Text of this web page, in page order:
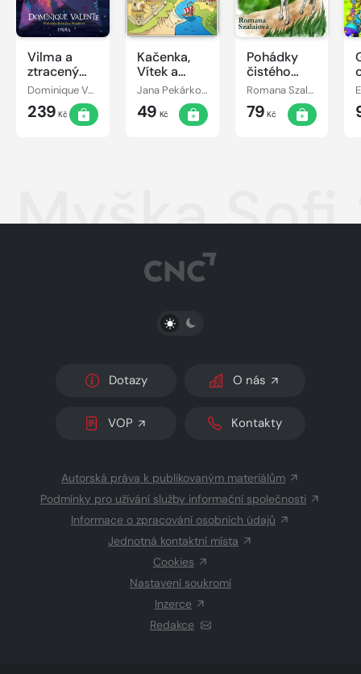
Vilma a
ztracený
den
Dominique Valente
239 Kč
Kačenka,
Vítek a
jejich
pohádkové
dobrodružství
Jana Pekárková
49 Kč
Pohádky
čistého
srdce
Romana Szalaiová
79 Kč
Myška
PŘEPNOUT SVĚTLÝ/TMAVÝ REŽIM
Dotazy O nás
VOP Kontakty
Autorská práva k publikovaným materiálům
Podmínky pro užívání služby informační společnosti
Informace o zpracování osobních údajů
Jednotná kontaktní místa
Cookies
Nastavení soukromí
Inzerce
Redakce